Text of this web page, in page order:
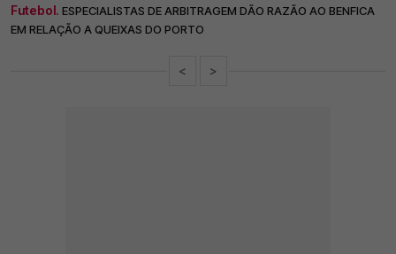
Futebol. ESPECIALISTAS DE ARBITRAGEM DÃO RAZÃO AO BENFICA
EM RELAÇÃO A QUEIXAS DO PORTO
< >